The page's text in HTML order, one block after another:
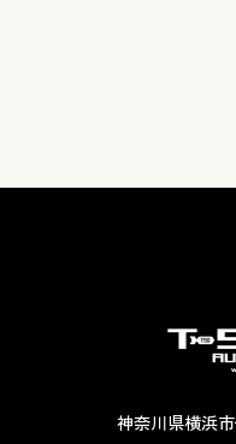
神奈川県横浜